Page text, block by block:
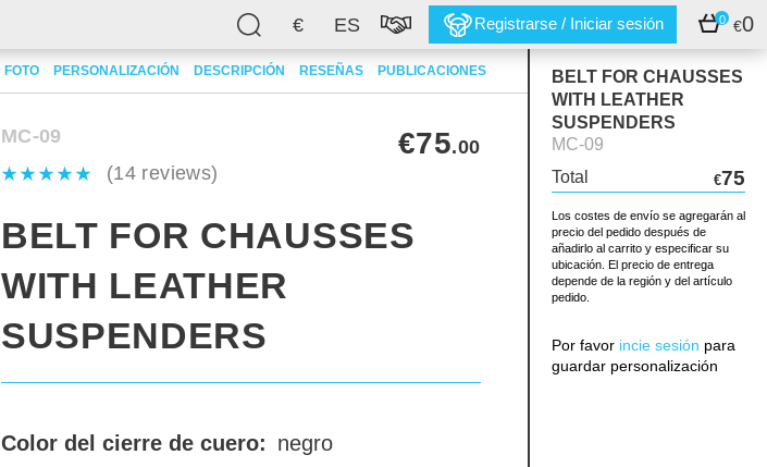
€ ES Registrarse / Iniciar sesión 0 €0
FOTO PERSONALIZACIÓN DESCRIPCIÓN RESEÑAS PUBLICACIONES
BELT FOR CHAUSSES
WITH LEATHER
SUSPENDERS
MC-09
Total
€75
Los costes de envío se agregarán al
precio del pedido después de
añadirlo al carrito y especificar su
ubicación. El precio de entrega
depende de la región y del artículo
pedido.
Por favor incie sesión para
guardar personalización
MC-09
(14 reviews)
€75.00
BELT FOR CHAUSSES
WITH LEATHER
SUSPENDERS
Color del cierre de cuero: negro